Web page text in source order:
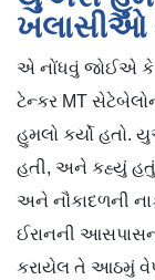
ખલાસીઓ
એ નોંધવું જોઈએ
ટેન્કર MT
હુમલો કર્યો હતો.
હતી, અને કહ્યું હતું
અને નૌકાદળની
ઈરાનની આસપાસના
કરાયેલ તે આઠમું